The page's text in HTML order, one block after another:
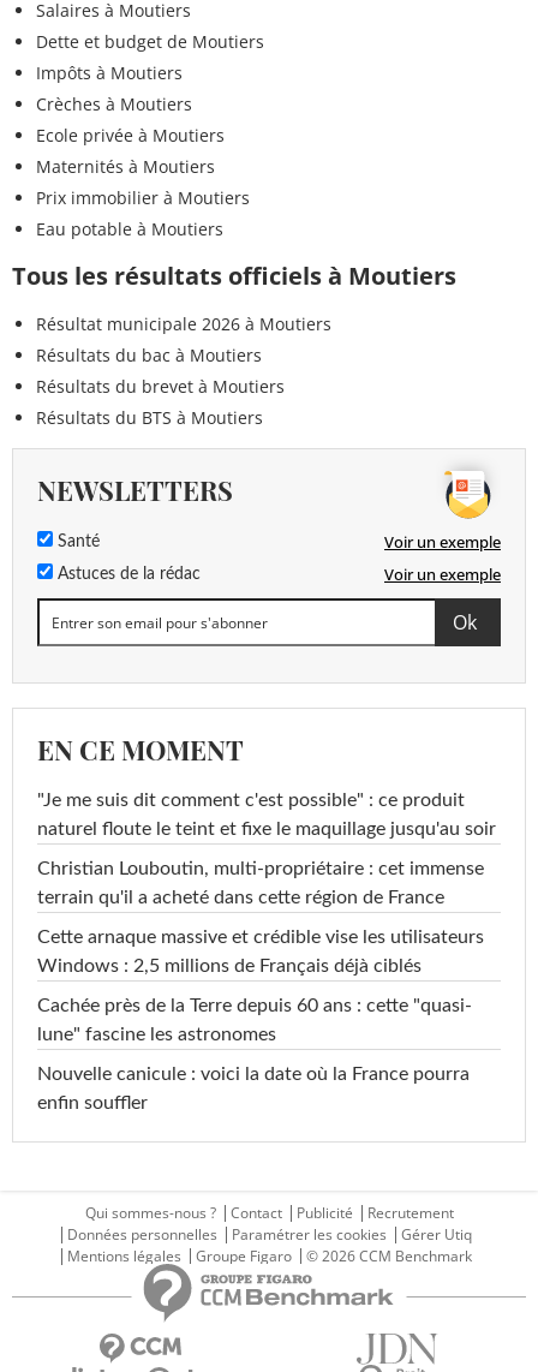
Salaires à Moutiers
Dette et budget de Moutiers
Impôts à Moutiers
Crèches à Moutiers
Ecole privée à Moutiers
Maternités à Moutiers
Prix immobilier à Moutiers
Eau potable à Moutiers
Tous les résultats officiels à Moutiers
Résultat municipale 2026 à Moutiers
Résultats du bac à Moutiers
Résultats du brevet à Moutiers
Résultats du BTS à Moutiers
NEWSLETTERS
Santé Voir un exemple
Astuces de la rédac Voir un exemple
EN CE MOMENT
"Je me suis dit comment c'est possible" : ce produit
naturel floute le teint et fixe le maquillage jusqu'au soir
Christian Louboutin, multi-propriétaire : cet immense
terrain qu'il a acheté dans cette région de France
Cette arnaque massive et crédible vise les utilisateurs
Windows : 2,5 millions de Français déjà ciblés
Cachée près de la Terre depuis 60 ans : cette "quasi-
lune" fascine les astronomes
Nouvelle canicule : voici la date où la France pourra
enfin souffler
Qui sommes-nous ? Contact Publicité
Recrutement
Données personnelles
Paramétrer les cookies
Gérer Utiq
Mentions légales
Groupe Figaro © 2026 CCM Benchmark